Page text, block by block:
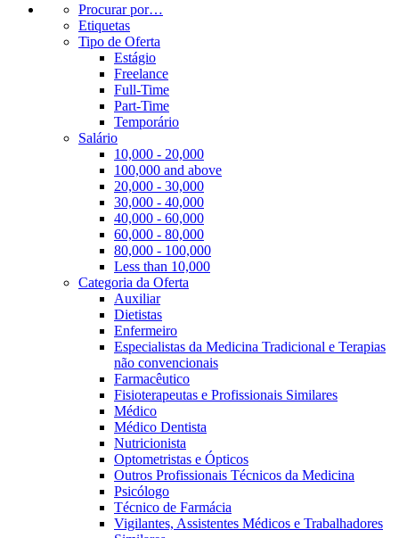
Procurar por…
Etiquetas
Tipo de Oferta
Estágio
Freelance
Full-Time
Part-Time
Temporário
Salário
10,000 - 20,000
100,000 and above
20,000 - 30,000
30,000 - 40,000
40,000 - 60,000
60,000 - 80,000
80,000 - 100,000
Less than 10,000
Categoria da Oferta
Auxiliar
Dietistas
Enfermeiro
Especialistas da Medicina Tradicional e Terapias
não convencionais
Farmacêutico
Fisioterapeutas e Profissionais Similares
Médico
Médico Dentista
Nutricionista
Optometristas e Ópticos
Outros Profissionais Técnicos da Medicina
Psicólogo
Técnico de Farmácia
Vigilantes, Assistentes Médicos e Trabalhadores